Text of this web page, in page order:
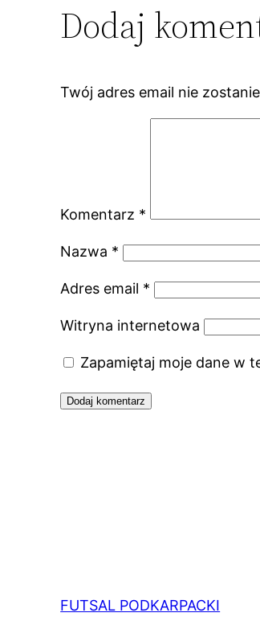
Dodaj
Twój adres email nie
Komentarz *
Nazwa *
Adres email *
Witryna internetowa
Zapamiętaj moje dane w
FUTSAL PODKARPACKI